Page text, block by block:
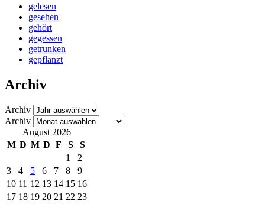
gelesen
gesehen
gehört
gegessen
getrunken
gepflanzt
Archiv
Archiv
Archiv
August 2026
M D M D F S
S
1
2
3
4 5 6 7 8
9
10 11 12 13 14 15 16
17 18 19 20 21 22 23